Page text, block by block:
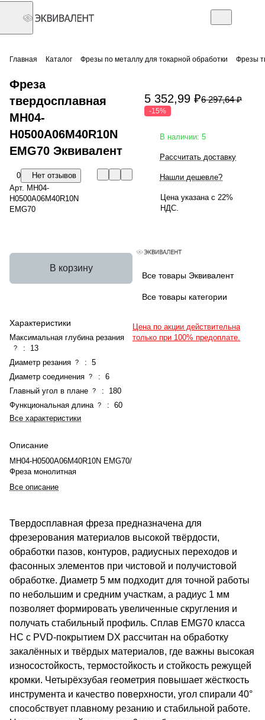
Главная Каталог Фрезы по металлу для токарной обработки Фрезы
Фреза
твердосплавная
MH04-
H0500A06M40R10N
EMG70 Эквивалент
0
Нет отзывов
Арт. MH04-
H0500A06M40R10N
EMG70
В корзину
Характеристики
Максимальная глубина резания
? :
13
Диаметр резания ? : 5
Диаметр соединения ? : 6
Главный угол в плане ? :
180
Функциональная длина ? : 60
Все характеристики
Описание
MH04-H0500A06M40R10N EMG70/
Фреза монолитная
Все описание
5 352,99 ₽6 297,64 ₽
-15%
В наличии: 5
Рассчитать доставку
Нашли дешевле?
Цена указана с 22%
НДС.
Все товары Эквивалент
Все товары категории
Цена по акции действительна
только при 100% предоплате.
Твердосплавная фреза предназначена для
фрезерования материалов высокой твёрдости,
обработки пазов, контуров, радиусных переходов и
фасонных элементов при чистовой и получистовой
обработке. Диаметр 5 мм подходит для точной работы
по небольшим и средним участкам, а радиус 1 мм
позволяет формировать увеличенные скругления и
получать стабильный профиль. Сплав EMG70 класса
HC с PVD-покрытием DX рассчитан на обработку
закалённых и твёрдых материалов, где важны высокая
износостойкость, термостойкость и стойкость режущей
кромки. Четырёхзубая геометрия повышает жёсткость
инструмента и качество поверхности, угол спирали 40°
способствует плавному резанию и стабильной работе.